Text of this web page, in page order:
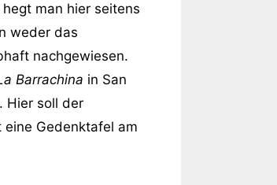
man hier seitens
weder das
nachgewiesen.
Barrachina in San
Hier soll der
Gedenktafel am